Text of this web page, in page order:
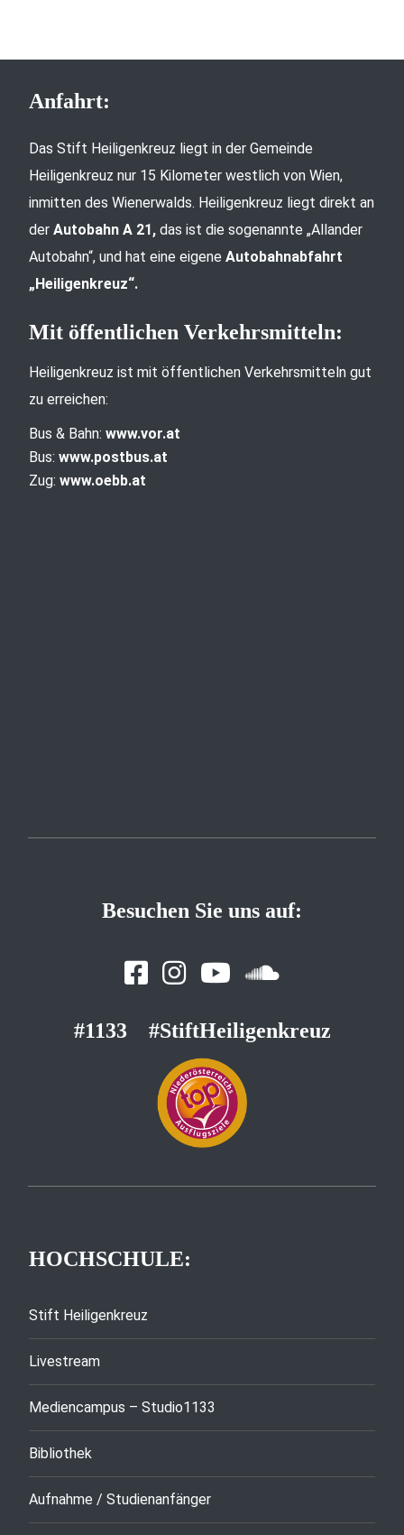
Anfahrt:
Das Stift Heiligenkreuz liegt in der Gemeinde
Heiligenkreuz nur 15 Kilometer westlich von Wien,
inmitten des Wienerwalds. Heiligenkreuz liegt direkt an
der Autobahn A 21, das ist die sogenannte „Allander
Autobahn“, und hat eine eigene Autobahnabfahrt
„Heiligenkreuz“.
Mit öffentlichen Verkehrsmitteln:
Heiligenkreuz ist mit öffentlichen Verkehrsmitteln gut
zu erreichen:
Bus & Bahn: www.vor.at
Bus: www.postbus.at
Zug: www.oebb.at
Besuchen Sie uns auf:
#1133 #StiftHeiligenkreuz
HOCHSCHULE:
Stift Heiligenkreuz
Livestream
Mediencampus – Studio1133
Bibliothek
Aufnahme / Studienanfänger